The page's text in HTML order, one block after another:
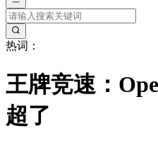
热词：
王牌竞速：
超了